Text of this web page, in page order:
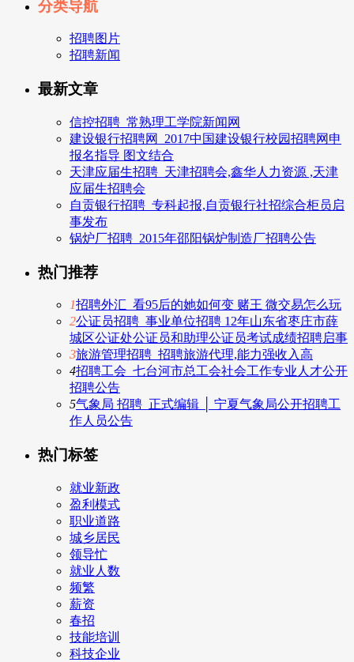
分类导航
招聘图片
招聘新闻
最新文章
信控招聘_常熟理工学院新闻网
建设银行招聘网_2017中国建设银行校园招聘网申
报名指导 图文结合
天津应届生招聘_天津招聘会,鑫华人力资源 ,天津
应届生招聘会
自贡银行招聘_专科起报,自贡银行社招综合柜员启
事发布
锅炉厂招聘_2015年邵阳锅炉制造厂招聘公告
热门推荐
1招聘外汇_看95后的她如何变 赌王 微交易怎么玩
2公证员招聘_事业单位招聘 12年山东省枣庄市薛
城区公证处公证员和助理公证员考试成绩招聘启事
3旅游管理招聘_招聘旅游代理,能力强收入高
4招聘工会_七台河市总工会社会工作专业人才公开
招聘公告
5气象局 招聘_正式编辑 │ 宁夏气象局公开招聘工
作人员公告
热门标签
就业新政
盈利模式
职业道路
城乡居民
领导忙
就业人数
频繁
薪资
春招
技能培训
科技企业